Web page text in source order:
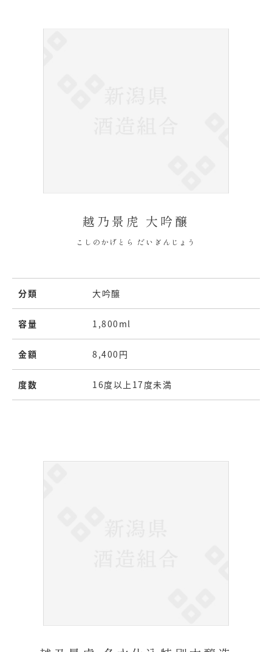
越乃景虎 大吟醸
こしのかげとら だいぎんじょう
分類 大吟醸
容量 1,800ml
金額 8,400円
度数 16度以上17度未満